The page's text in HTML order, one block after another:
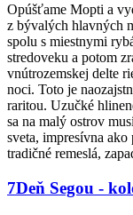
Opúšťame Mopti a
z bývalých hlavných
spolu s miestnymi
stredoveku a potom
vnútrozemskej delte
noci. Toto je
raritou. Uzučké
sa na malý ostrov
sveta, impresívna
tradičné remeslá,
7Deň Segou -